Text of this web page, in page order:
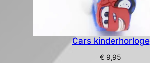
Cars kinderhorloge
€ 9,95